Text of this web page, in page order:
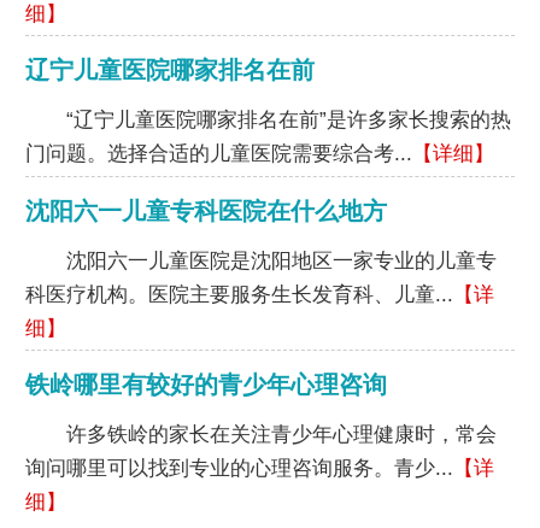
细】
辽宁儿童医院哪家排名在前
“辽宁儿童医院哪家排名在前”是许多家长搜索的热
门问题。选择合适的儿童医院需要综合考... 【详细】
沈阳六一儿童专科医院在什么地方
沈阳六一儿童医院是沈阳地区一家专业的儿童专
科医疗机构。医院主要服务生长发育科、儿童... 【详
细】
铁岭哪里有较好的青少年心理咨询
许多铁岭的家长在关注青少年心理健康时，常会
询问哪里可以找到专业的心理咨询服务。青少... 【详
细】